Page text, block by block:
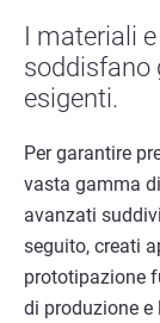
I materiali
soddisfano
esigenti.
Per garantire
vasta gamma
avanzati
seguito, creati
prototipazione
di produzione e